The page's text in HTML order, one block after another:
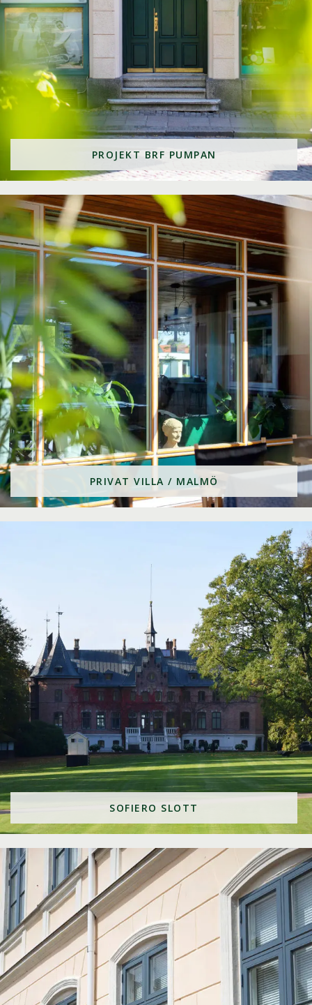
PROJEKT BRF PUMPAN
PRIVAT VILLA / MALMÖ
SOFIERO SLOTT